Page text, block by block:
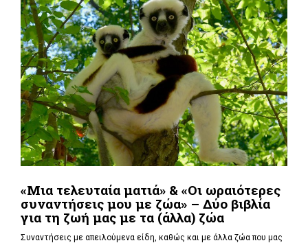
«Μια τελευταία ματιά» & «Οι ωραιότερες
συναντήσεις μου με ζώα» – Δύο βιβλία
για τη ζωή μας με τα (άλλα) ζώα
Συναντήσεις με απειλούμενα είδη, καθώς και με άλλα ζώα που μας